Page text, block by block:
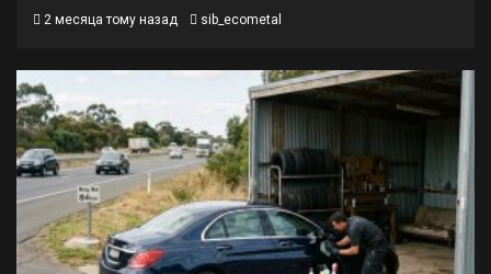
2 месяца тому назад sib_ecometal